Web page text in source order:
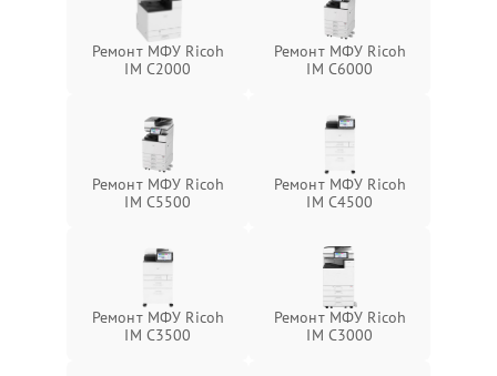
Ремонт МФУ Ricoh
IM C2000
Ремонт МФУ Ricoh
IM C6000
Ремонт МФУ Ricoh
IM C5500
Ремонт МФУ Ricoh
IM C4500
Ремонт МФУ Ricoh
IM C3500
Ремонт МФУ Ricoh
IM C3000